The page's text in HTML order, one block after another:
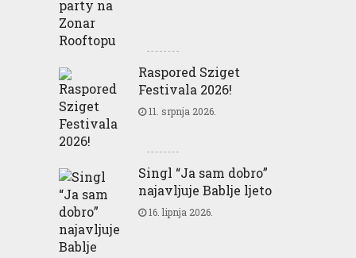
Raspored Sziget
Festivala 2026!
11. srpnja 2026.
Singl “Ja sam dobro”
najavljuje Bablje ljeto
16. lipnja 2026.